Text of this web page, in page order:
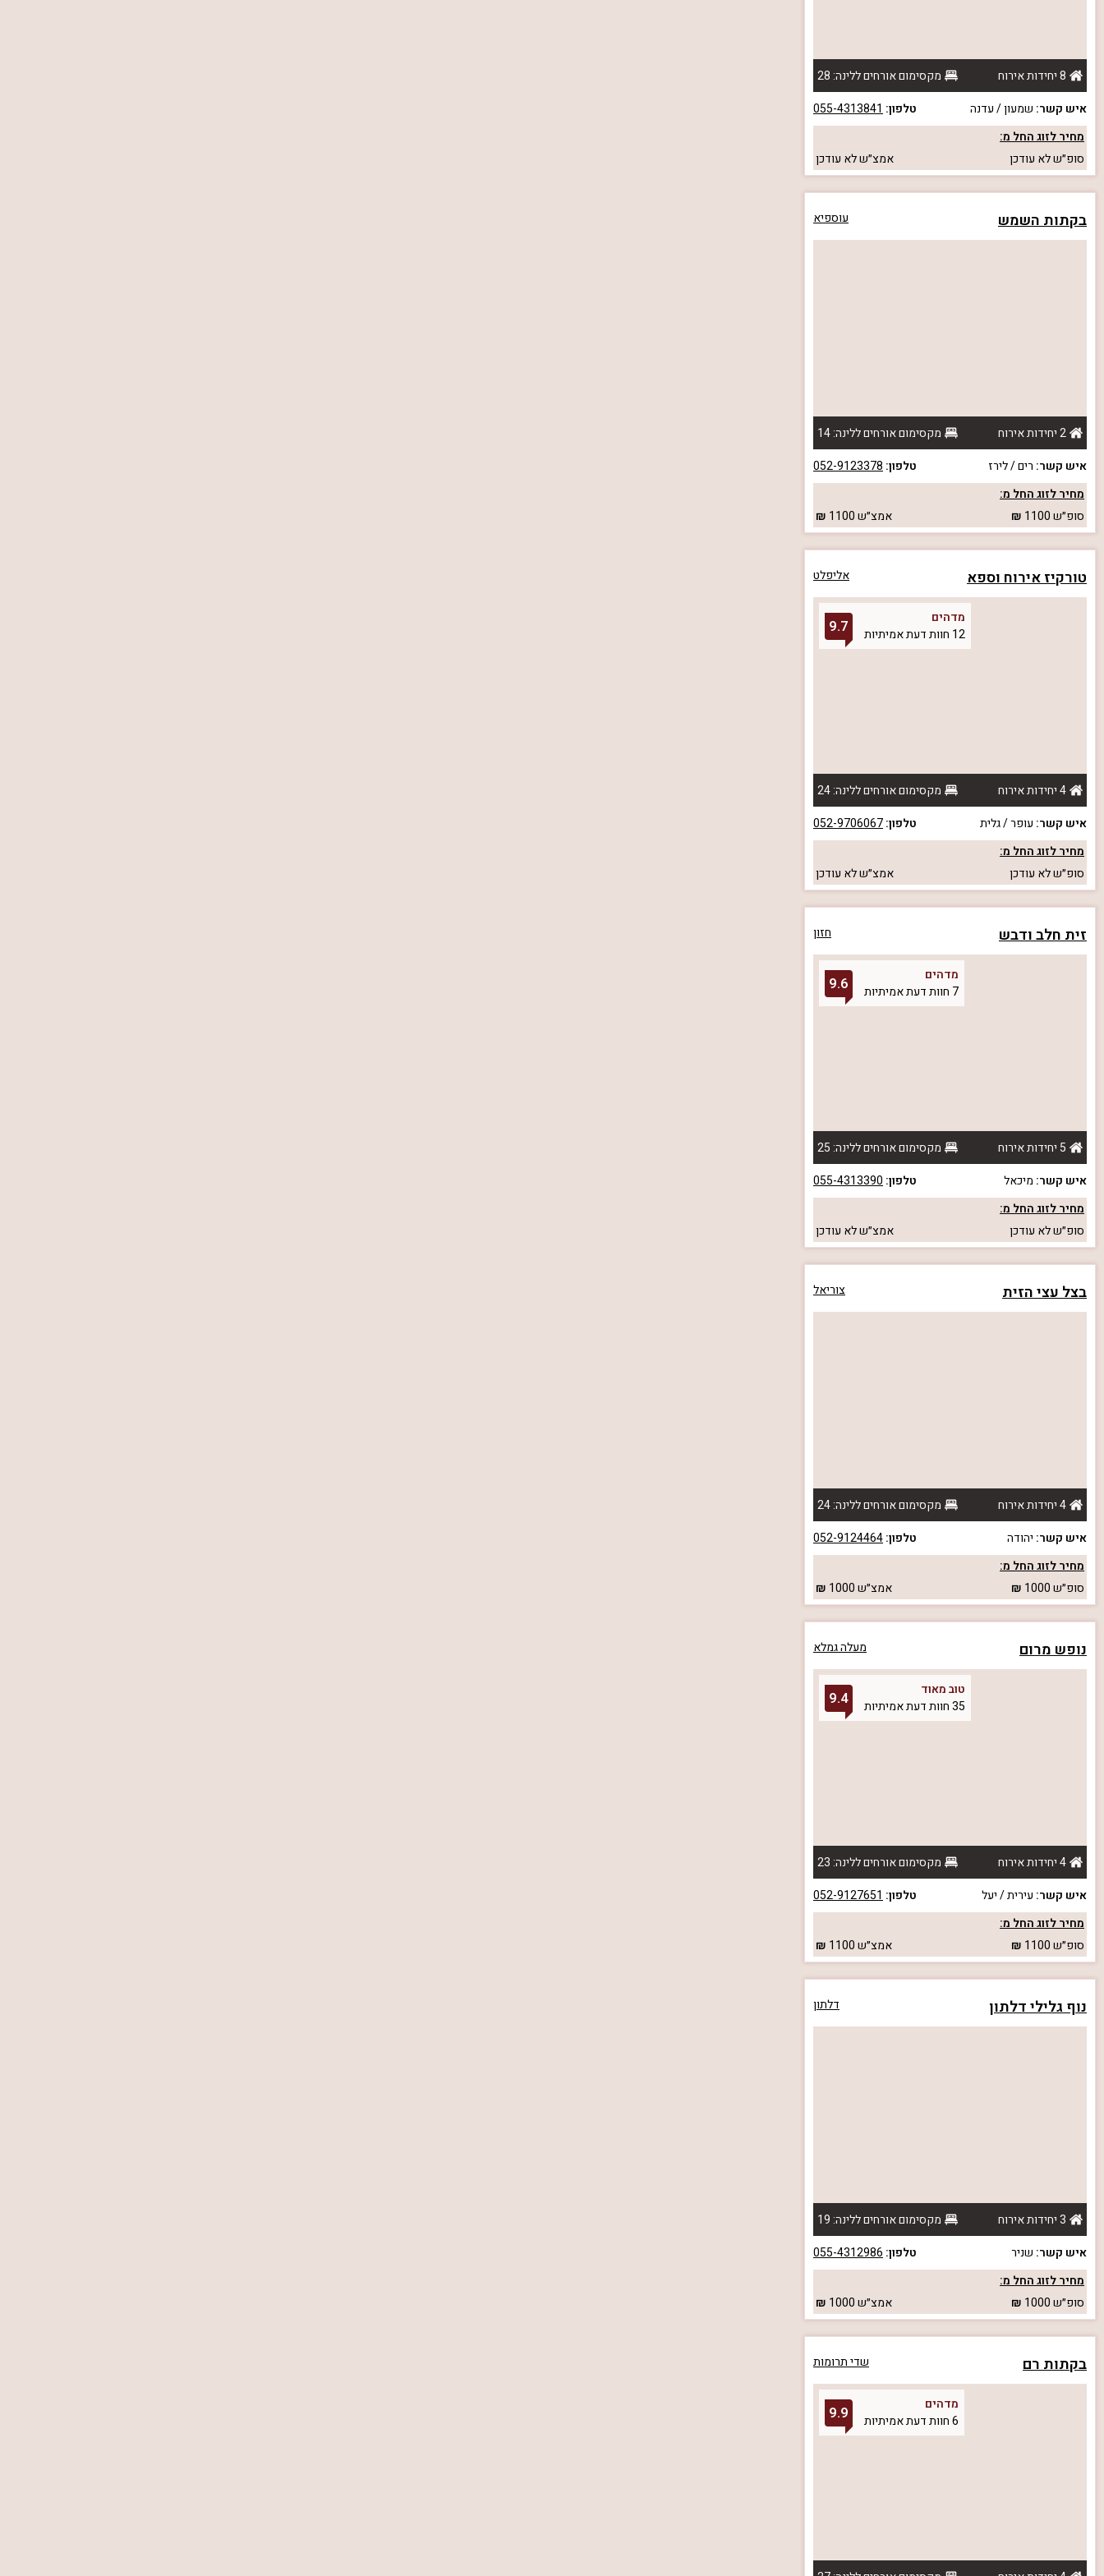
8 יחידות אירוח
מקסימום אורחים ללינה: 28
איש קשר: שמעון / עדנה טלפון: 055-4313841
מחיר לזוג החל מ:
סופ״שלא עודכן אמצ״שלא עודכן
בקתות השמש עוספיא
2 יחידות אירוח
מקסימום אורחים ללינה: 14
איש קשר: רים / לירז טלפון: 052-9123378
מחיר לזוג החל מ:
סופ״ש1100 אמצ״ש1100
טורקיז אירוח וספא אליפלט
מדהים
12 חוות דעת אמיתיות
9.7
4 יחידות אירוח
מקסימום אורחים ללינה: 24
איש קשר: עופר / גלית טלפון:052-9706067
מחיר לזוג החל מ:
סופ״שלא עודכן אמצ״שלא עודכן
זית חלב ודבש חזון
מדהים
7 חוות דעת אמיתיות
9.6
5 יחידות אירוח
מקסימום אורחים ללינה: 25
איש קשר: מיכאל טלפון: 055-4313390
מחיר לזוג החל מ:
סופ״שלא עודכן אמצ״שלא עודכן
בצל עצי הזית צוריאל
4 יחידות אירוח
מקסימום אורחים ללינה: 24
איש קשר: יהודה טלפון:052-9124464
מחיר לזוג החל מ:
סופ״ש1000 אמצ״ש1000
נופש מרום מעלה גמלא
טוב מאוד
35 חוות דעת אמיתיות
9.4
4 יחידות אירוח
מקסימום אורחים ללינה: 23
איש קשר: עירית / יעל טלפון: 052-9127651
מחיר לזוג החל מ:
סופ״ש1100 אמצ״ש1100
נוף גלילי דלתון דלתון
3 יחידות אירוח
מקסימום אורחים ללינה: 19
איש קשר: שניר טלפון: 055-4312986
מחיר לזוג החל מ:
סופ״ש1000 אמצ״ש1000
בקתות רם שדי תרומות
מדהים
6 חוות דעת אמיתיות
9.9